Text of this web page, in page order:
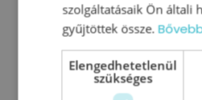
Vezetői tréning –
Training
szolgáltatásaik Ön általi
gyűjtöttek össze.
Elengedhetetlenül
szükséges